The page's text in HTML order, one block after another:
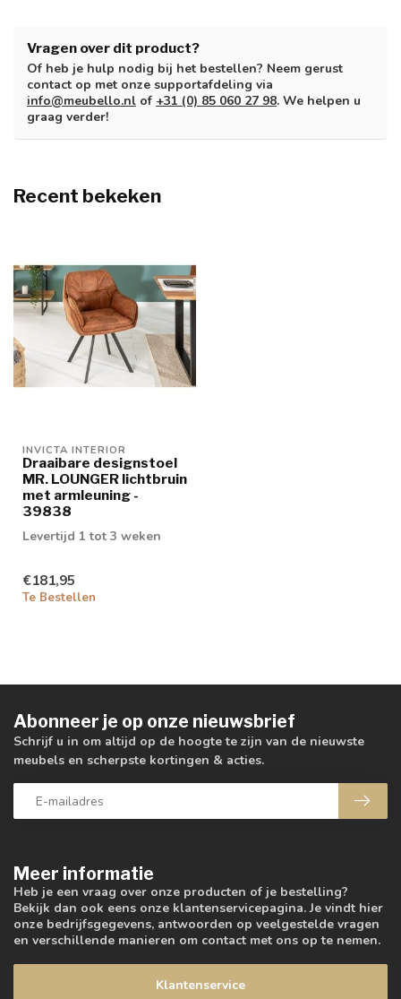
Vragen over dit product?
Of heb je hulp nodig bij het bestellen? Neem gerust
contact op met onze supportafdeling via
info@meubello.nl of +31 (0) 85 060 27 98. We helpen u
graag verder!
Recent bekeken
INVICTA INTERIOR
Draaibare designstoel
MR. LOUNGER lichtbruin
met armleuning -
39838
Levertijd 1 tot 3 weken
€181,95
Te Bestellen
Meer informatie
Heb je een vraag over onze producten of je bestelling?
Bekijk dan ook eens onze klantenservicepagina. Je vindt hier
onze bedrijfsgegevens, antwoorden op veelgestelde vragen
en verschillende manieren om contact met ons op te nemen.
Klantenservice
Abonneer je op onze nieuwsbrief
Schrijf u in om altijd op de hoogte te zijn van de nieuwste
meubels en scherpste kortingen & acties.